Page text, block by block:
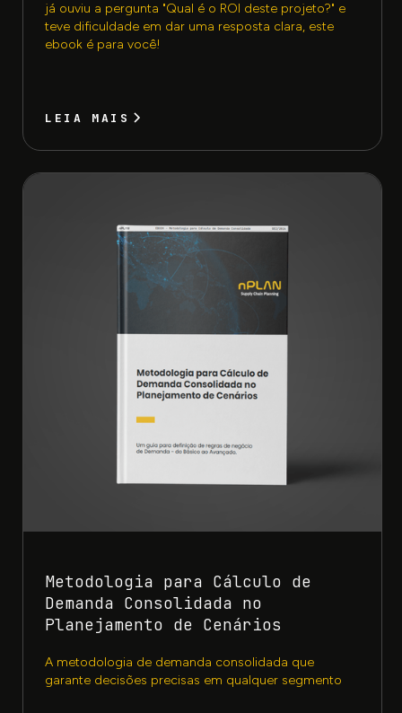
já ouviu a pergunta "Qual é o ROI deste projeto?" e
teve dificuldade em dar uma resposta clara, este
ebook é para você!
LEIA MAIS
Metodologia para Cálculo de
Demanda Consolidada no
Planejamento de Cenários
A metodologia de demanda consolidada que
garante decisões precisas em qualquer segmento